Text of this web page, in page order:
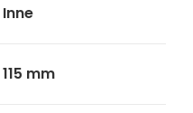
Inne
115 mm